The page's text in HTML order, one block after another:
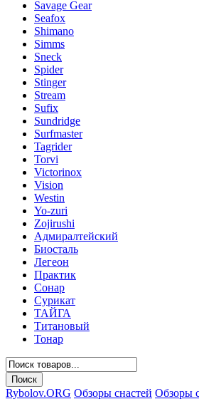
Savage Gear
Seafox
Shimano
Simms
Sneck
Spider
Stinger
Stream
Sufix
Sundridge
Surfmaster
Tagrider
Torvi
Victorinox
Vision
Westin
Yo-zuri
Zojirushi
Адмиралтейский
Биосталь
Легеон
Практик
Сонар
Сурикат
ТАЙГА
Титановый
Тонар
Rybolov.ORG Обзоры снастей Обзоры